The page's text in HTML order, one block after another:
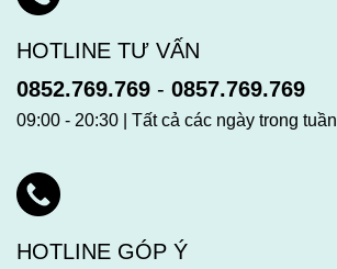
HOTLINE TƯ VẤN
0852.769.769 - 0857.769.769
09:00 - 20:30 | Tất cả các ngày trong tuần
HOTLINE GÓP Ý